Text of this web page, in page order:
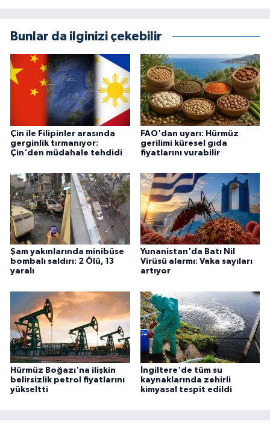
Bunlar da ilginizi çekebilir
Çin ile Filipinler arasında
gerginlik tırmanıyor:
Çin'den müdahale tehdidi
FAO'dan uyarı: Hürmüz
gerilimi küresel gıda
fiyatlarını vurabilir
Şam yakınlarında minibüse
bombalı saldırı: 2 Ölü, 13
yaralı
Yunanistan'da Batı Nil
Virüsü alarmı: Vaka sayıları
artıyor
Hürmüz Boğazı'na ilişkin
belirsizlik petrol fiyatlarını
yükseltti
İngiltere'de tüm su
kaynaklarında zehirli
kimyasal tespit edildi